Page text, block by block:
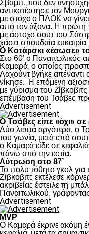
Σβαμπ, που δεν
αντικατέστησε τον
με στόχο ο ΠΑΟΚ να γίνει
από τον άξονα. Η πρώτη
με άστοχο σουτ του
χάσει σπουδαία
Ο Κοτάρσκι «έσωσε»
Στο 60’ ο Παναιτωλικός
Καμαρά, ο οποίος
Λαχούντ βγήκε απέναντι
νίκησε. Η επόμενη
με γύρισμα του
επέμβαση του Τσάβες
Advertisement
Ο Τσάβες είπε «όχι» σε
Δύο λεπτά αργότερα, ο
του γωνία, μετά από
ο Καμαρά είδε σε
πάνω από την εστία.
Λύτρωση στο 87’
Το πολυπόθητο γκολ για
Ζίβκοβιτς εκτέλεσε
ακριβείας έστειλε τη
Παναιτωλικού,
Advertisement
MVP
Ο Καμαρά έκρινε ακόμη